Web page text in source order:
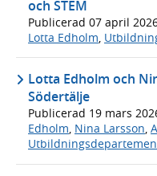
och STEM
Publicerad 07 april
Lotta Edholm,
Lotta Edholm och
Södertälje
Publicerad 19 mars
Edholm, Nina Larsson,